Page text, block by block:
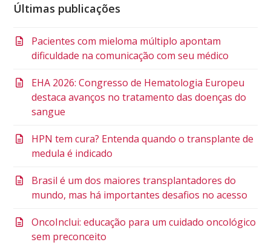
Últimas publicações
Pacientes com mieloma múltiplo apontam
dificuldade na comunicação com seu médico
EHA 2026: Congresso de Hematologia Europeu
destaca avanços no tratamento das doenças do
sangue
HPN tem cura? Entenda quando o transplante de
medula é indicado
Brasil é um dos maiores transplantadores do
mundo, mas há importantes desafios no acesso
OncoInclui: educação para um cuidado oncológico
sem preconceito